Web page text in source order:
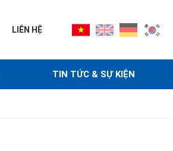
LIÊN HỆ
TIN TỨC & SỰ KIỆN